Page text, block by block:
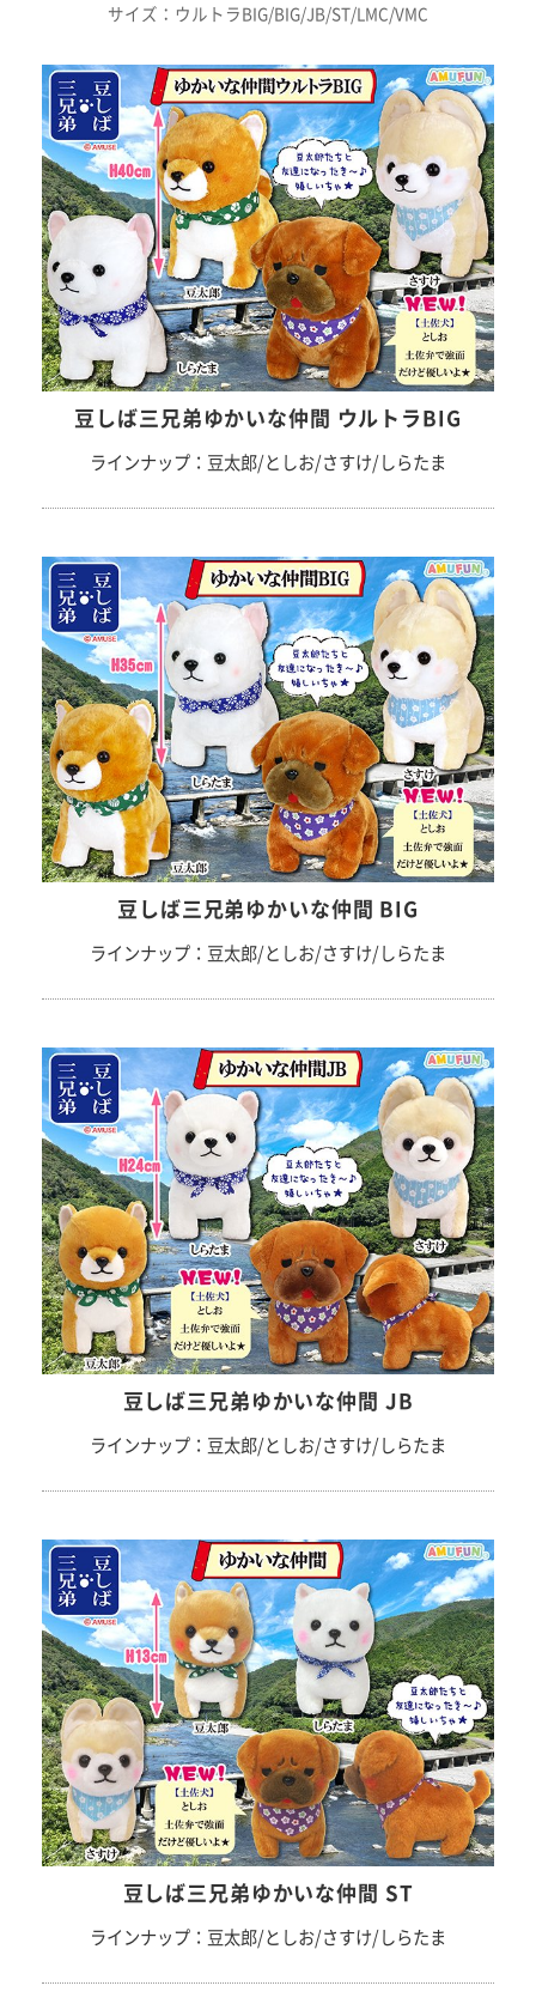
サイズ：ウルトラBIG/BIG/JB/ST/LMC/VMC
豆しば三兄弟ゆかいな仲間 ウルトラBIG
ラインナップ：豆太郎/としお/さすけ/しらたま
豆しば三兄弟ゆかいな仲間 BIG
ラインナップ：豆太郎/としお/さすけ/しらたま
豆しば三兄弟ゆかいな仲間 JB
ラインナップ：豆太郎/としお/さすけ/しらたま
豆しば三兄弟ゆかいな仲間 ST
ラインナップ：豆太郎/としお/さすけ/しらたま